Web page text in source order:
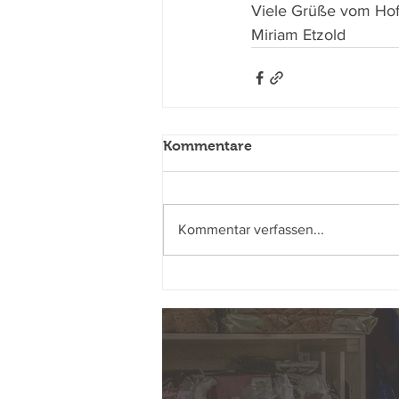
Viele Grüße vom
Miriam Etzold
Kommentare
Kommentar verfassen...